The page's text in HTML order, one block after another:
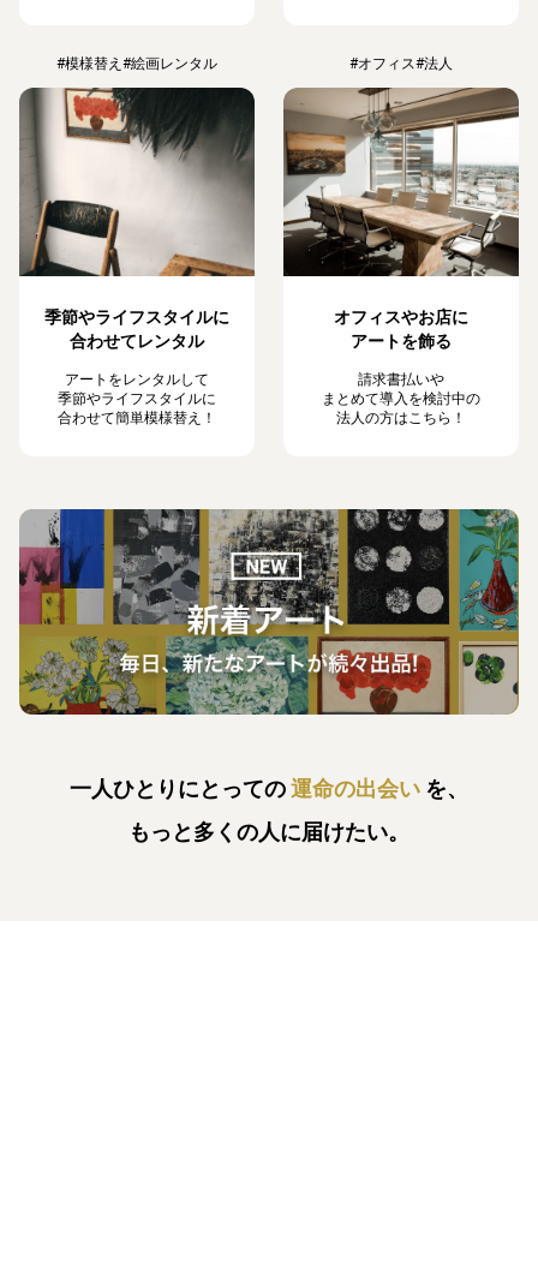
#模様替え #絵画レンタル
季節やライフスタイルに
合わせてレンタル
アートをレンタルして
季節やライフスタイルに
合わせて簡単模様替え！
#オフィス#法人
オフィスやお店に
アートを飾る
請求書払いや
まとめて導入を検討中の
法人の方はこちら！
一人ひとりにとっての運命の出会い を、
もっと多くの人に届けたい。